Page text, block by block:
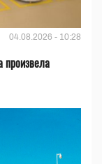
04.08.2026 - 10:28
произвела